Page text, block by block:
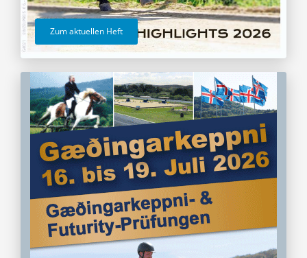
Zum aktuellen Heft